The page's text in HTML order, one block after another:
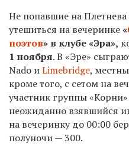
Не попавшие на
утешиться на вечеринке«
поэтов» в клубе «Эра»,
1 ноября. В «Эре»
Nado иLimebridge,
кроме того, с сетом на
участник группы
неожиданно взявшийся
на вечеринку до 00:00
полуночи — 300.